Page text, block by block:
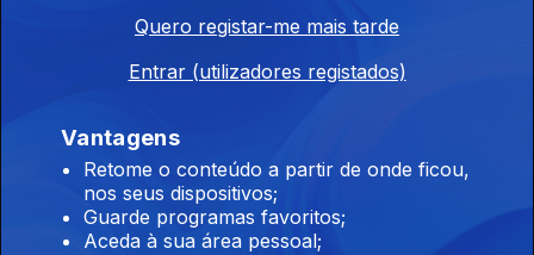
Paulo Branco
Quero registar-me mais tarde
Entrar (utilizadores registados)
Vantagens
Retome o conteúdo a partir de onde ficou,
nos seus dispositivos;
Guarde programas favoritos;
Aceda à sua área pessoal;